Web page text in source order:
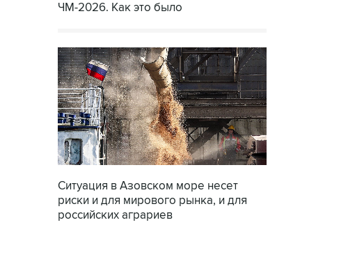
ЧМ-2026. Как это было
Ситуация в Азовском море несет
риски и для мирового рынка, и для
российских аграриев